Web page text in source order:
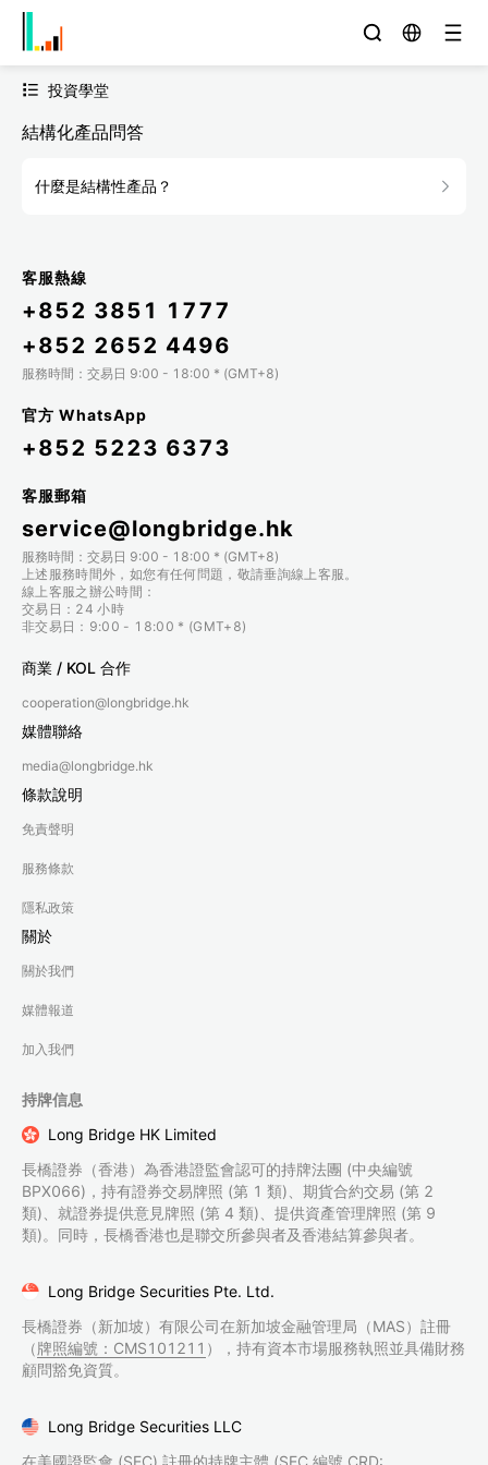
投資學堂
結構化產品問答
什麼是結構性產品？
客服熱線
+852 3851 1777
+852 2652 4496
服務時間：交易日 9:00 - 18:00 * (GMT+8)
官方 WhatsApp
+852 5223 6373
客服郵箱
service@longbridge.hk
服務時間：交易日 9:00 - 18:00 * (GMT+8)
上述服務時間外，如您有任何問題，敬請垂詢線上客服。
線上客服之辦公時間：
交易日：24 小時
非交易日：9:00 - 18:00 * (GMT+8)
商業 / KOL 合作
cooperation@longbridge.hk
媒體聯絡
media@longbridge.hk
條款說明
免責聲明
服務條款
隱私政策
關於
關於我們
媒體報道
加入我們
持牌信息
Long Bridge HK Limited
長橋證券（香港）為香港證監會認可的持牌法團 (中央編號
BPX066)，持有證券交易牌照 (第 1 類)、期貨合約交易 (第 2
類)、就證券提供意見牌照 (第 4 類)、提供資產管理牌照 (第 9
類)。同時，長橋香港也是聯交所參與者及香港結算參與者。
Long Bridge Securities Pte. Ltd.
長橋證券（新加坡）有限公司在新加坡金融管理局（MAS）註冊
（牌照編號：CMS101211 ），持有資本市場服務執照並具備財務
顧問豁免資質。
Long Bridge Securities LLC
在美國證監會 (SEC) 註冊的持牌主體 (SEC 編號 CRD: